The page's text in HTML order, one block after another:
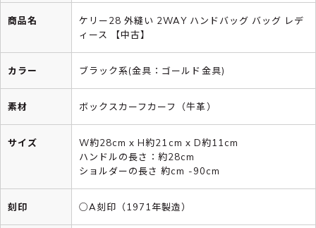
商品名
ケリー28 外縫い 2WAY ハンドバッグ バッグ レデ
ィース 【中古】
カラー ブラック系(金具：ゴールド金具)
素材 ボックスカーフカーフ（牛革）
サイズ
W約28cm x H約21cm x D約11cm
ハンドルの長さ：約28cm
ショルダーの長さ 約cm -90cm
刻印 ○A刻印（1971年製造）